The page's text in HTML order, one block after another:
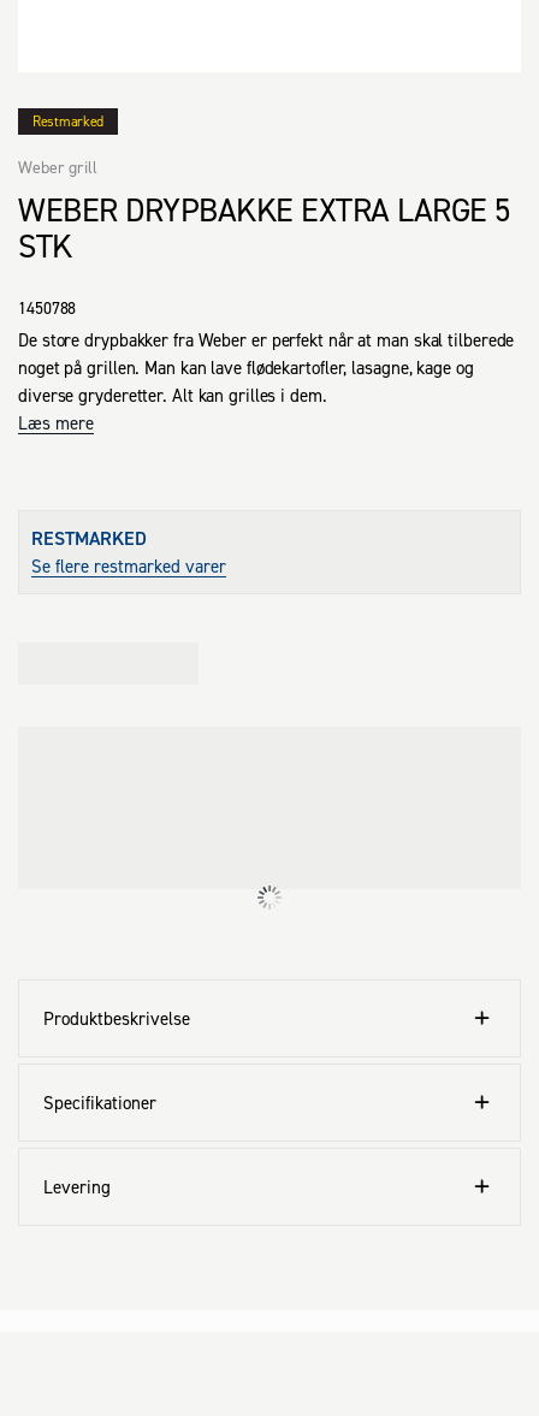
Restmarked
WEBER DRYPBAKKE EXTRA LARGE 5
STK
Weber grill
1450788
De store drypbakker fra Weber er perfekt når at man skal tilberede
noget på grillen. Man kan lave flødekartofler, lasagne, kage og
diverse gryderetter. Alt kan grilles i dem.
Læs mere
RESTMARKED
Se flere restmarked varer
Produktbeskrivelse
Specifikationer
Levering